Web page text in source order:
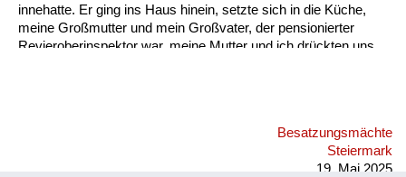
innehatte. Er ging ins Haus hinein, setzte sich in die Küche,
meine Großmutter und mein Großvater, der pensionierter
Revieroberinspektor war, meine Mutter und ich drückten uns
dann mit einem Glas zum Wasserhahn, fülle es mit Wasser
und stelle es vor ihn hin. Er hat so zu lachen begonnen,
Besatzungsmächte
Steiermark
19. Mai 2025